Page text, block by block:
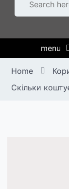
menu
Home
Скільки